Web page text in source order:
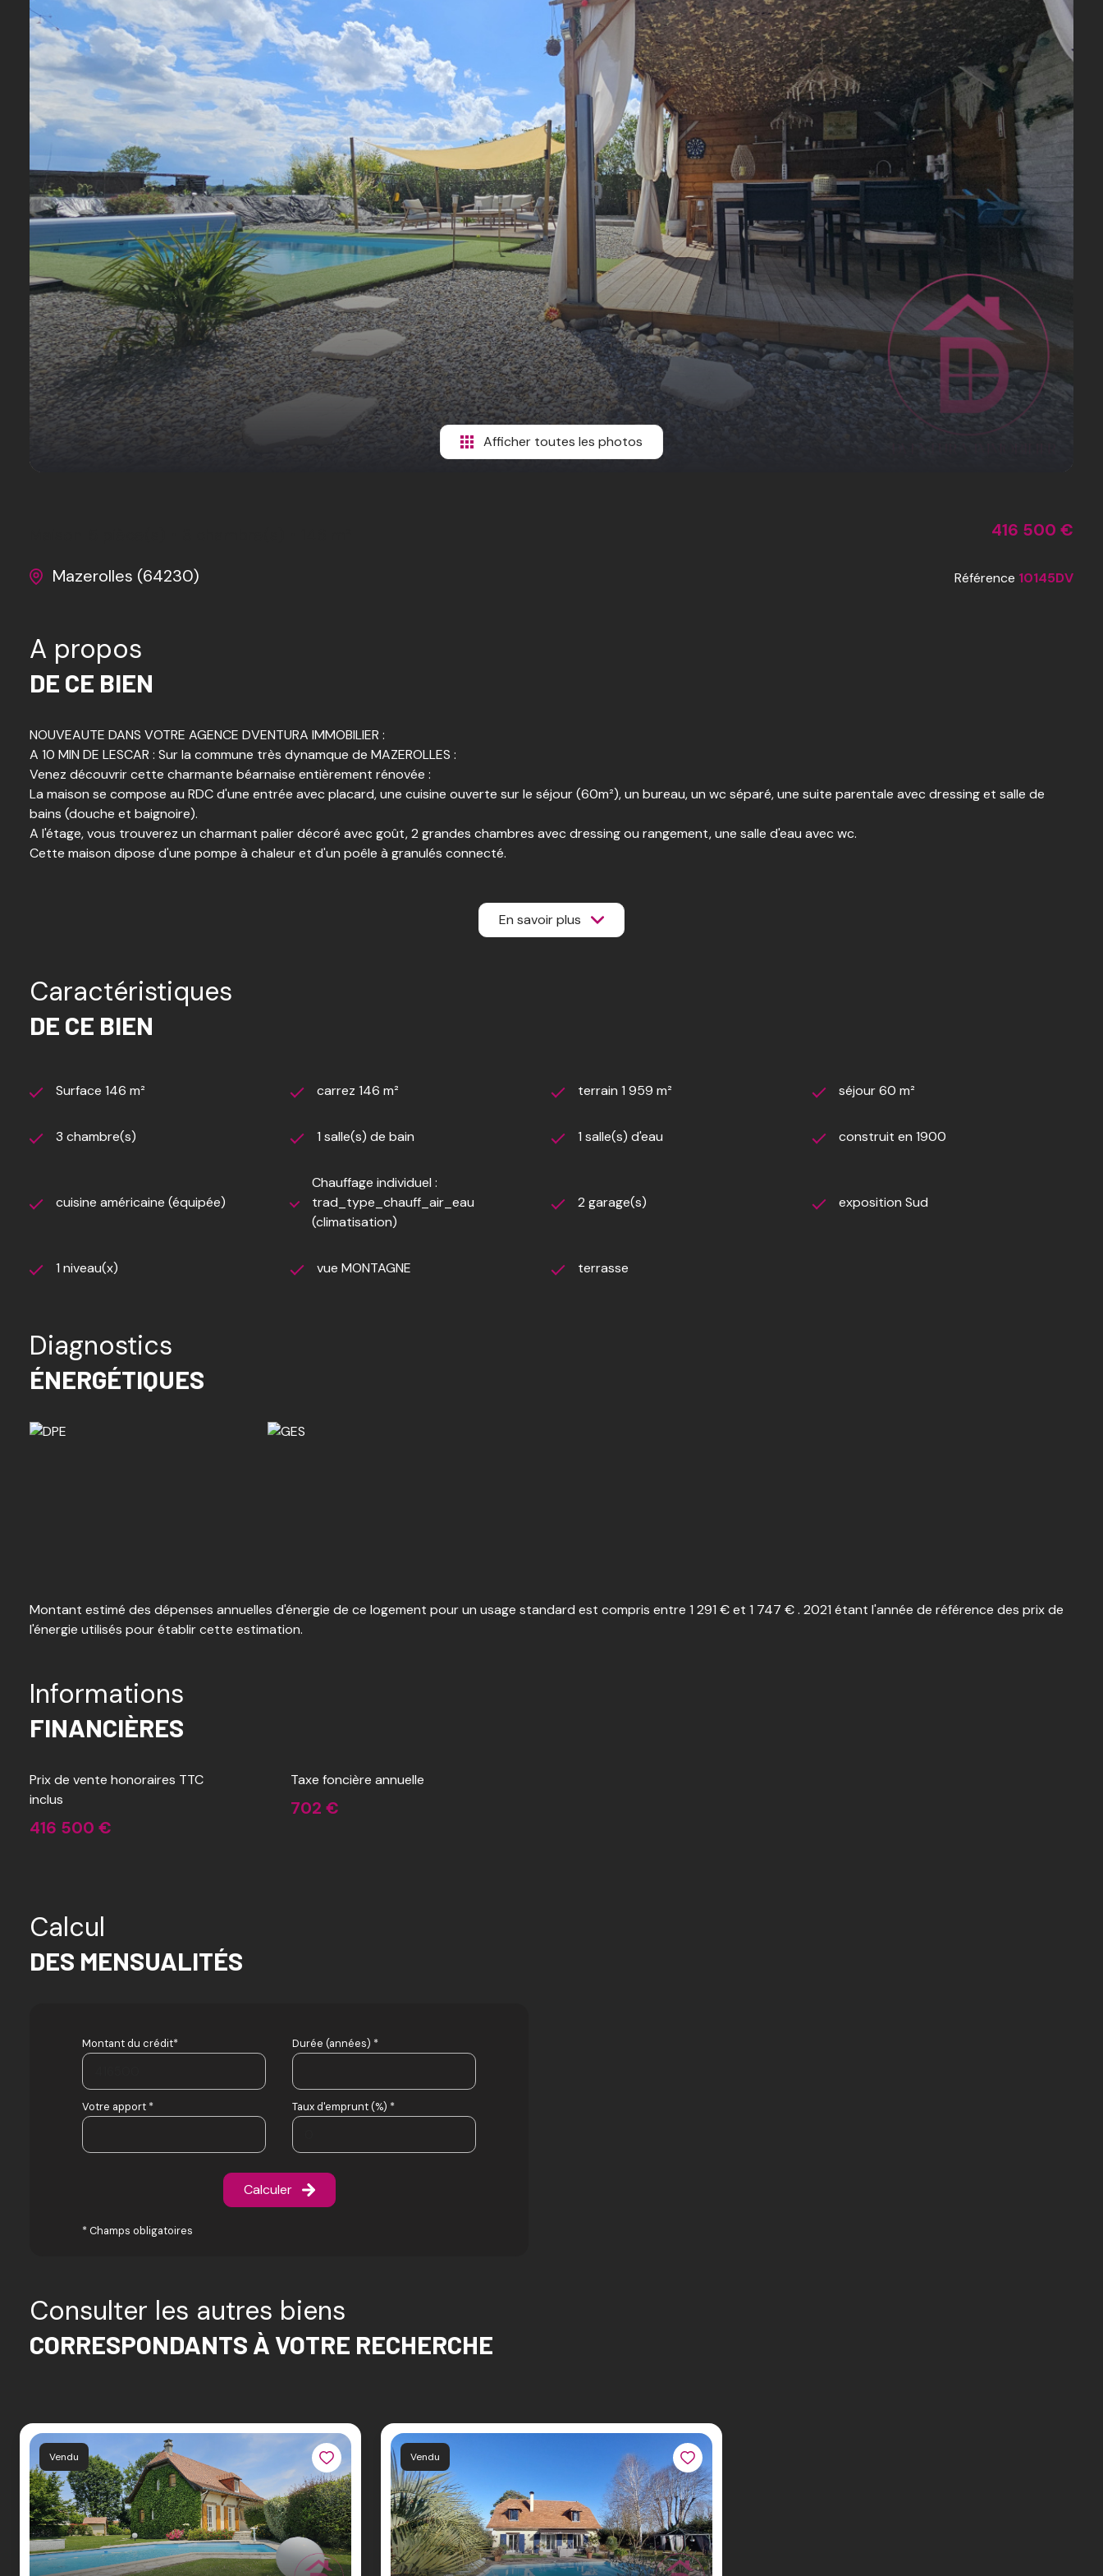
CONTACTEZ-
NOUS
REJOIGNEZ-
NOUS
Afficher toutes les photos
Mazerolles (64230)
416 500 €
Référence 10145DV
A propos
DE CE BIEN
NOUVEAUTE DANS VOTRE AGENCE DVENTURA IMMOBILIER :
A 10 MIN DE LESCAR : Sur la commune très dynamque de MAZEROLLES :
Venez découvrir cette charmante béarnaise entièrement rénovée :
La maison se compose au RDC d'une entrée avec placard, une cuisine ouverte sur le séjour (60m²), un bureau, un wc séparé, une suite parentale avec dressing et salle de
bains (douche et baignoire).
A l'étage, vous trouverez un charmant palier décoré avec goût, 2 grandes chambres avec dressing ou rangement, une salle d'eau avec wc.
Cette maison dipose d'une pompe à chaleur et d'un poêle à granulés connecté.
Deux entrées avec 2 portails sont présents sur la propriété pouvant permettre d'accueillir un camping-car si vous le souhaitez.
Rien ne manque dans ce bien rare : une piscine au sel avec rideau, un pool house, un boulodrome, un potager, du jardin.
Une visite s'impose !!!!
Honoraires à charge vendeur TTC.
En savoir plus
Caractéristiques
DE CE BIEN
Surface 146 m² carrez 146 m² terrain 1 959 m² séjour 60 m²
3 chambre(s) 1 salle(s) de bain 1 salle(s) d'eau construit en 1900
cuisine américaine (équipée)
Chauffage individuel :
trad_type_chauff_air_eau
(climatisation)
2 garage(s) exposition Sud
1 niveau(x) vue MONTAGNE terrasse
Diagnostics
ÉNERGÉTIQUES
Montant estimé des dépenses annuelles d'énergie de ce logement pour un usage standard est compris entre 1 291 € et 1 747 € . 2021 étant l'année de référence des prix de
l'énergie utilisés pour établir cette estimation.
Informations
FINANCIÈRES
Prix de vente honoraires TTC
inclus
416 500 €
Taxe foncière annuelle
702 €
Calcul
DES MENSUALITÉS
Montant du crédit* Durée (années) *
Votre apport * Taux d'emprunt (%) *
Calculer
* Champs obligatoires
Consulter les autres biens
CORRESPONDANTS À VOTRE RECHERCHE
Vendu Vendu